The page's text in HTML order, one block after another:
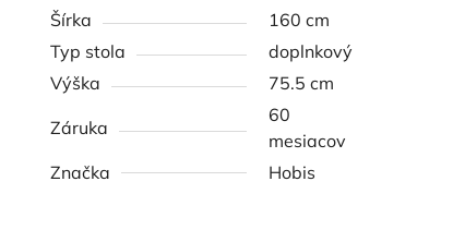
Šírka
160 cm
Typ stola
doplnkový
Výška
75.5 cm
Záruka
60
mesiacov
Značka
Hobis